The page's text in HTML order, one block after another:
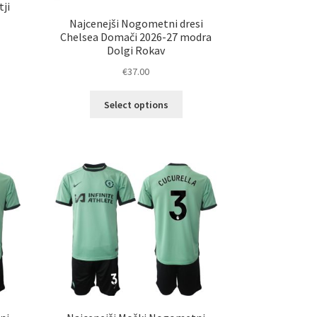
Najcenejši Nogometni dresi
Chelsea Domači 2026-27 modra
Dolgi Rokav
€37.00
Select options
Možnosti
lahko
izberete
na
strani
izdelka